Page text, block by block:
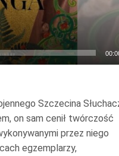
Szczecina
on sam cenił twórczość
przez niego
egzemplarzy,